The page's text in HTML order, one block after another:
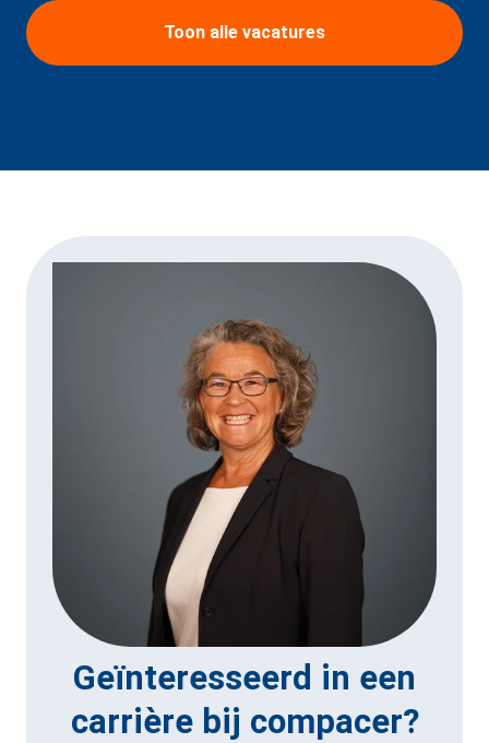
Toon alle vacatures
Geïnteresseerd in een
carrière bij compacer?